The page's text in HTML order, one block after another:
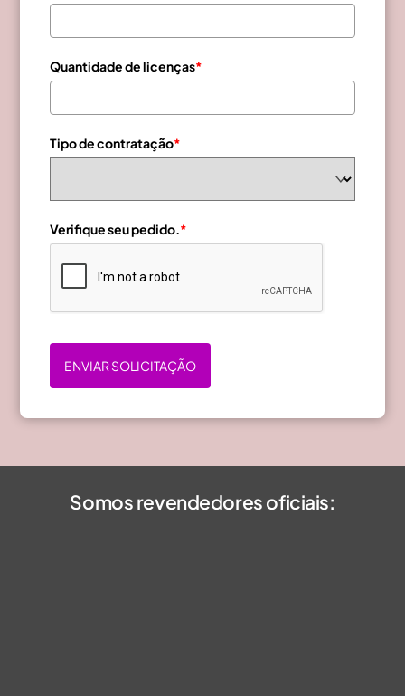
Quantidade de licenças*
Tipo de contratação*
Verifique seu pedido. *
ENVIAR SOLICITAÇÃO
Somos revendedores oficiais: